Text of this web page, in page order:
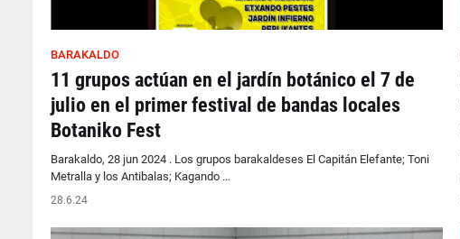
BARAKALDO
11 grupos actúan en el jardín botánico el 7 de
julio en el primer festival de bandas locales
Botaniko Fest
Barakaldo, 28 jun 2024 . Los grupos barakaldeses El Capitán Elefante; Toni
Metralla y los Antibalas; Kagando …
28.6.24